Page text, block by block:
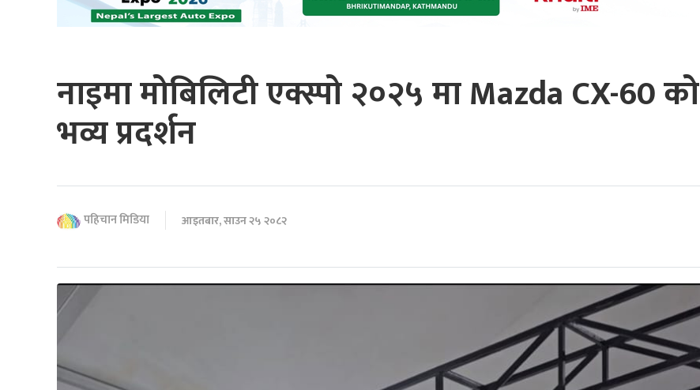
नाइमा मोबिलिटी एक्स्पो २०२५ मा Mazda CX-60 को
भव्य प्रदर्शन
पहिचान मिडिया आइतबार, साउन २५ २०८२